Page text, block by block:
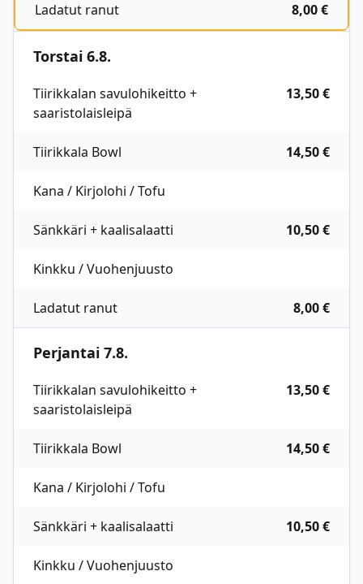
Ladatut ranut 8,00 €
Torstai 6.8.
Tiirikkalan savulohikeitto +
saaristolaisleipä
13,50 €
Tiirikkala Bowl 14,50 €
Kana / Kirjolohi / Tofu
Sänkkäri + kaalisalaatti 10,50 €
Kinkku / Vuohenjuusto
Ladatut ranut 8,00 €
Perjantai 7.8.
Tiirikkalan savulohikeitto +
saaristolaisleipä
13,50 €
Tiirikkala Bowl 14,50 €
Kana / Kirjolohi / Tofu
Sänkkäri + kaalisalaatti 10,50 €
Kinkku / Vuohenjuusto